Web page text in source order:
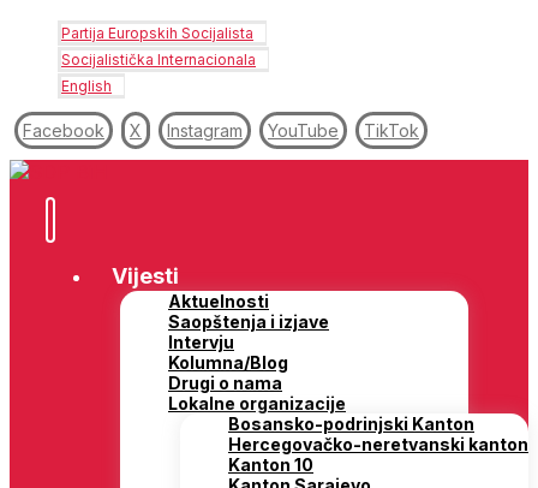
Partija Europskih Socijalista
Socijalistička Internacionala
English
Facebook X Instagram YouTube TikTok
Vijesti
Aktuelnosti
Saopštenja i izjave
Intervju
Kolumna/Blog
Drugi o nama
Lokalne organizacije
Bosansko-podrinjski Kanton
Hercegovačko-neretvanski kanton
Kanton 10